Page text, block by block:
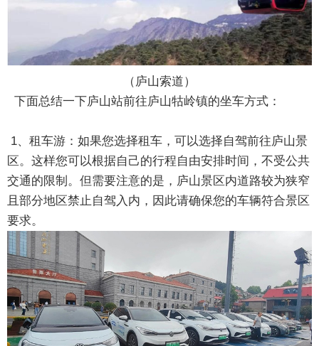
（庐山索道）
下面总结一下庐山站前往庐山牯岭镇的坐车方式：
1、租车游：如果您选择租车，可以选择自驾前往庐山景
区。这样您可以根据自己的行程自由安排时间，不受公共
交通的限制。但需要注意的是，庐山景区内道路较为狭窄
且部分地区禁止自驾入内，因此请确保您的车辆符合景区
要求。